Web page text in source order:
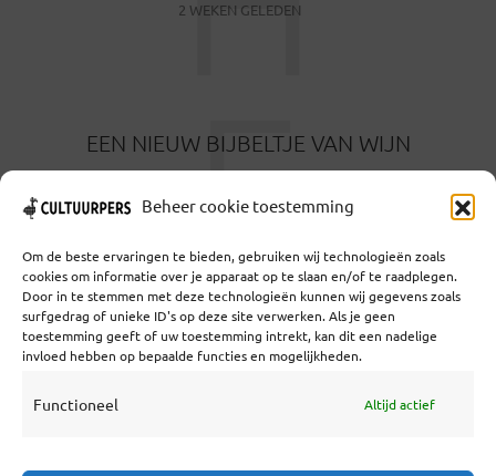
Beheer cookie toestemming
Om de beste ervaringen te bieden, gebruiken wij technologieën zoals
cookies om informatie over je apparaat op te slaan en/of te raadplegen.
Door in te stemmen met deze technologieën kunnen wij gegevens zoals
surfgedrag of unieke ID's op deze site verwerken. Als je geen
toestemming geeft of uw toestemming intrekt, kan dit een nadelige
invloed hebben op bepaalde functies en mogelijkheden.
Functioneel Altijd actief
2 WEKEN GELEDEN
EEN NIEUW BIJBELTJE VAN WIJN
E
Coöperatief Cultureel Persbureau U.A. | Salzburg 29 |
3524KS Utrecht | KvK: 55573592 |Btw: